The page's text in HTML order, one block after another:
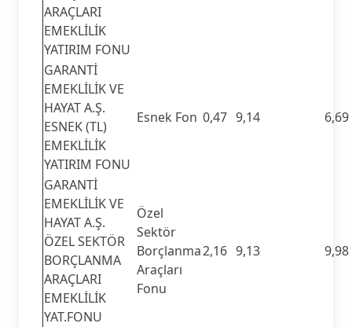
ARAÇLARI
EMEKLİLİK
YATIRIM FONU
GARANTİ
EMEKLİLİK VE
HAYAT A.Ş.
ESNEK (TL)
EMEKLİLİK
YATIRIM FONU
Esnek Fon 0,47 9,14 6,69
GARANTİ
EMEKLİLİK VE
HAYAT A.Ş.
ÖZEL SEKTÖR
BORÇLANMA
ARAÇLARI
EMEKLİLİK
YAT.FONU
Özel
Sektör
Borçlanma
Araçları
Fonu
2,16 9,13 9,98